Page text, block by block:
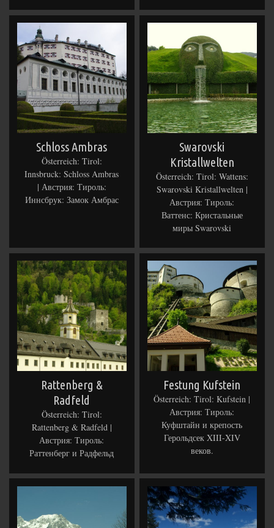
Schloss Ambras
Österreich: Tirol:
Innsbruck: Schloss Ambras
| Австрия: Тироль:
Иннсбрук: Замок Амбрас
Swarovski
Kristallwelten
Österreich: Tirol: Wattens:
Swarovski Kristallwelten |
Австрия: Тироль:
Ваттенс: Кристальные
миры Swarovski
Rattenberg &
Radfeld
Österreich: Tirol:
Rattenberg & Radfeld |
Австрия: Тироль:
Раттенберг и Радфельд
Festung Kufstein
Österreich: Tirol: Kufstein |
Австрия: Тироль:
Куфштайн и крепость
Герольдсек XIII-XIV
веков.